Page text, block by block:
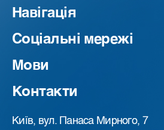
Навігація
Соціальні мережі
Мови
Контакти
Київ, вул. Панаса Мирного, 7